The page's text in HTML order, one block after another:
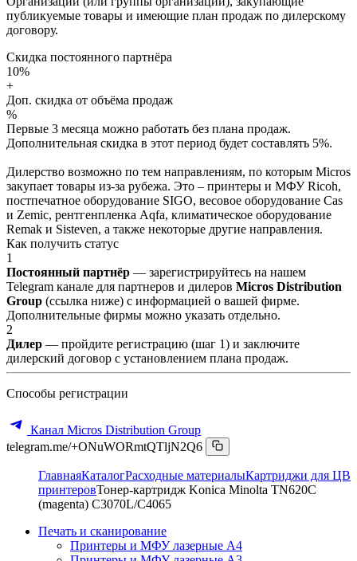
публикуемые товары и имеющие план продаж по дилерскому
договору.
Скидка постоянного партнёра
10%
+
Доп. скидка от объёма продаж
%
Первые 3 месяца можно работать без плана продаж.
Дополнительная скидка в этот период будет составлять 5%.
Дилерство возможно по тем направлениям, по которым Micros
закупает товары из-за рубежа. Это – принтеры и МФУ Ricoh,
постпечатное оборудование SIGO, весовое оборудование Cas
и Zemic, рентгенпленка Aqfa, климатическое оборудование
Remak и Sisteven, а также некоторые другие направления.
Как получить статус
1
Постоянный партнёр — зарегистрируйтесь на нашем
Telegram канале для партнеров и дилеров Micros Distribution
Group (ссылка ниже) с информацией о вашей фирме.
Дополнительные фирмы можно указать отдельно.
2
Дилер — пройдите регистрацию (шаг 1) и заключите
дилерский договор с установлением плана продаж.
Способы регистрации
Канал Micros Distribution Group
telegram.me/+ONuWORmtQTljN2Q6
ГлавнаяКаталогРасходные материалыКартриджи для ЦВ
принтеровТонер-картридж Konica Minolta TN620C
(magenta) C3070L/C4065
Печать и сканирование
Принтеры и МФУ лазерные А4